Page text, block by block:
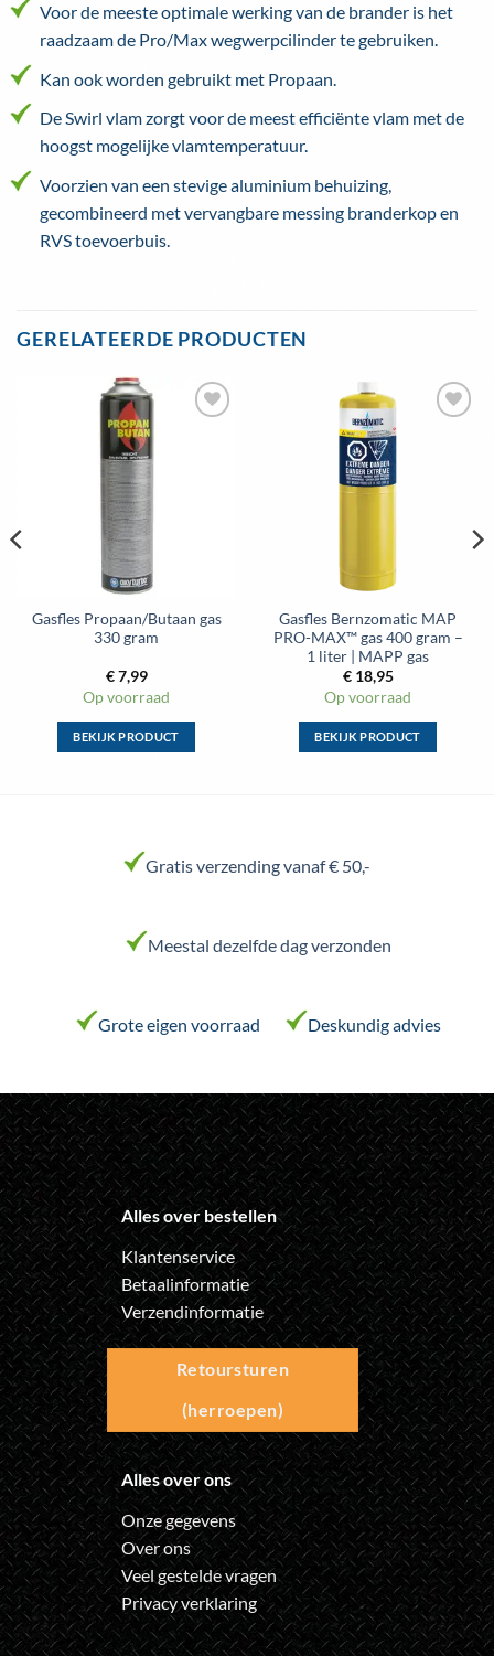
Voor de meeste optimale werking van de brander is het
raadzaam de Pro/Max wegwerpcilinder te gebruiken.
Kan ook worden gebruikt met Propaan.
De Swirl vlam zorgt voor de meest efficiënte vlam met de
hoogst mogelijke vlamtemperatuur.
Voorzien van een stevige aluminium behuizing,
gecombineerd met vervangbare messing branderkop en
RVS toevoerbuis.
GERELATEERDE PRODUCTEN
Gasfles Propaan/Butaan gas
330 gram
€7,99
Op voorraad
BEKIJK PRODUCT
variaties.
Deze
gekozen
de
productpagina
Gasfles Bernzomatic MAP
PRO-MAX™ gas 400 gram –
1 liter | MAPP gas
€18,95
Op voorraad
BEKIJK PRODUCT
gekozen
de
productpagina
Gratis verzending vanaf € 50,-
Meestal dezelfde dag verzonden
Grote eigen voorraad Deskundig advies
Alles over bestellen
Klantenservice
Betaalinformatie
Verzendinformatie
Retoursturen
(herroepen)
Alles over ons
Onze gegevens
Over ons
Veel gestelde vragen
Privacy verklaring